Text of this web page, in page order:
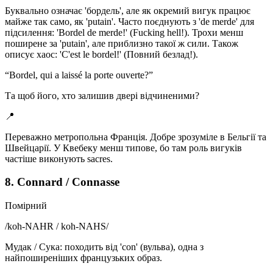
Буквально означає 'бордель', але як окремий вигук працює
майже так само, як 'putain'. Часто поєднують з 'de merde' для
підсилення: 'Bordel de merde!' (Fucking hell!). Трохи менш
поширене за 'putain', але приблизно такої ж сили. Також
описує хаос: 'C'est le bordel!' (Повний безлад!).
“Bordel, qui a laissé la porte ouverte?”
Та щоб його, хто залишив двері відчиненими?
📍
Переважно метропольна Франція. Добре зрозуміле в Бельгії та
Швейцарії. У Квебеку менш типове, бо там роль вигуків
частіше виконують sacres.
8. Connard / Connasse
Помірний
/koh-NAHR / koh-NAHS/
Мудак / Сука: походить від 'con' (вульва), одна з
найпоширеніших французьких образ.